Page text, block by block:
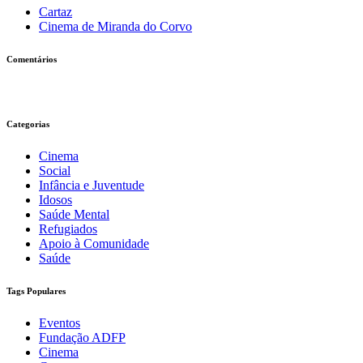
Cartaz
Cinema de Miranda do Corvo
Comentários
Categorias
Cinema
Social
Infância e Juventude
Idosos
Saúde Mental
Refugiados
Apoio à Comunidade
Saúde
Tags Populares
Eventos
Fundação ADFP
Cinema